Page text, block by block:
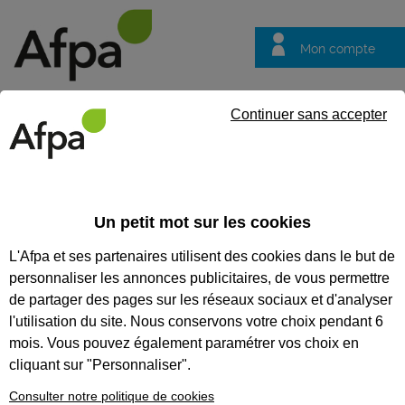
Mon compte
questions
IDÉES MÉTIERS
Recherchez un métier
Tout supprimer
Un petit mot sur les cookies
L'Afpa et ses partenaires utilisent des cookies dans le but de
personnaliser les annonces publicitaires, de vous permettre
de partager des pages sur les réseaux sociaux et d'analyser
l'utilisation du site. Nous conservons votre choix pendant 6
mois. Vous pouvez également paramétrer vos choix en
cliquant sur "Personnaliser".
Consulter notre politique de cookies
Continuer sans accepter